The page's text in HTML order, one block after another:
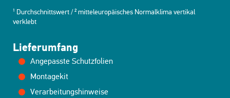
¹ Durchschnittswert / ² mitteleuropäisches Normalklima vertikal
verklebt
Lieferumfang
Angepasste Schutzfolien
Montagekit
Verarbeitungshinweise